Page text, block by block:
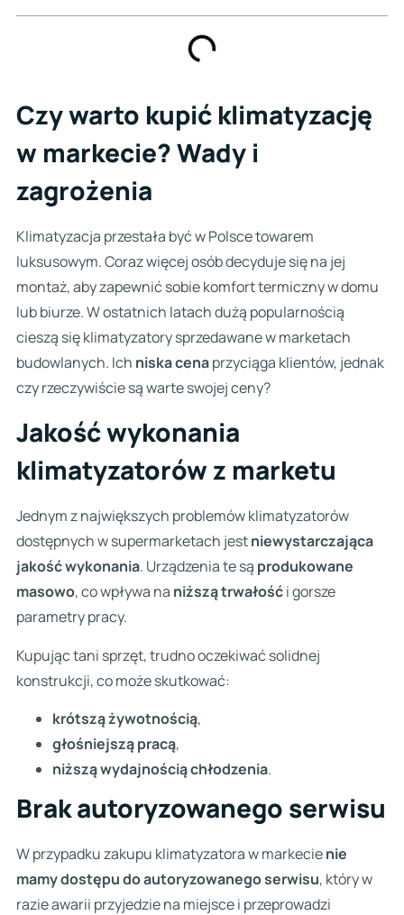
Czy warto kupić klimatyzację
w markecie? Wady i
zagrożenia
Klimatyzacja przestała być w Polsce towarem
luksusowym. Coraz więcej osób decyduje się na jej
montaż, aby zapewnić sobie komfort termiczny w domu
lub biurze. W ostatnich latach dużą popularnością
cieszą się klimatyzatory sprzedawane w marketach
budowlanych. Ich niska cenaprzyciąga klientów, jednak
czy rzeczywiście są warte swojej ceny?
Jakość wykonania
klimatyzatorów z marketu
Jednym z największych problemów klimatyzatorów
dostępnych w supermarketach jestniewystarczająca
jakość wykonania. Urządzenia te są produkowane
masowo, co wpływa na niższą trwałośći gorsze
parametry pracy.
Kupując tani sprzęt, trudno oczekiwać solidnej
konstrukcji, co może skutkować:
krótszą żywotnością,
głośniejszą pracą,
niższą wydajnością chłodzenia.
Brak autoryzowanego serwisu
W przypadku zakupu klimatyzatora w markecienie
mamy dostępu do autoryzowanego serwisu, który w
razie awarii przyjedzie na miejsce i przeprowadzi